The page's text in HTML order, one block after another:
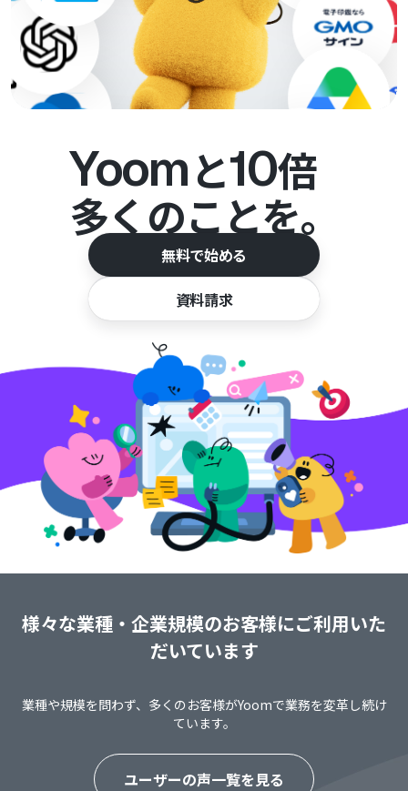
Yoomと10倍
多くのことを。
無料で始める
資料請求
様々な業種・企業規模のお客様にご利用いた
だいています
業種や規模を問わず、多くのお客様がYoomで業務を変革し続け
ています。
ユーザーの声一覧を見る